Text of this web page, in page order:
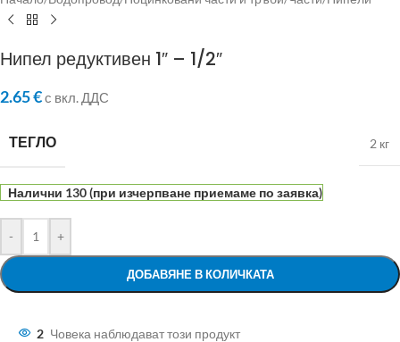
Нипел редуктивен 1″ – 1/2″
2.65€с вкл. ДДС
ТЕГЛО 2 кг
Налични 130 (при изчерпване приемаме по заявка)
- +
ДОБАВЯНЕ В КОЛИЧКАТА
2 Човека наблюдават този продукт